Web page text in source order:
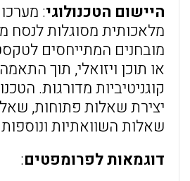
היישום הטכנולוגי:
מלאכותית מסוגלות לנסח
מובחנים המתייחסים
או תוכן ויזואלי, תוך
קוגניטיביות מדורגות.
יצירת שאלות פתוחות,
שאלות השוואתיות
דוגמאות לפרומפטים: